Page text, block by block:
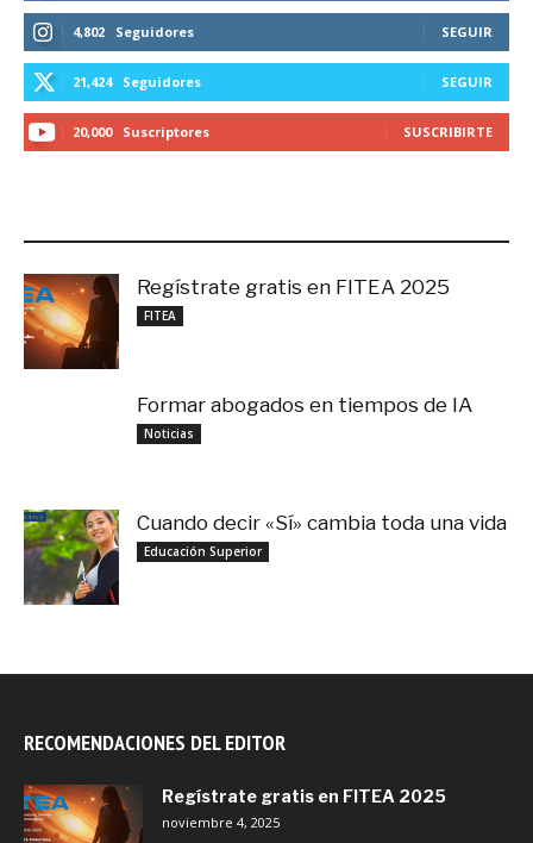
4,802 Seguidores SEGUIR
21,424 Seguidores SEGUIR
20,000 Suscriptores SUSCRIBIRTE
Regístrate gratis en FITEA 2025
FITEA
Formar abogados en tiempos de IA
Noticias
Cuando decir «Sí» cambia toda una vida
Educación Superior
RECOMENDACIONES DEL EDITOR
Regístrate gratis en FITEA 2025
noviembre 4, 2025